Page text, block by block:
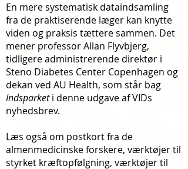
En mere systematisk dataindsamling
fra de praktiserende læger kan knytte
viden og praksis tættere sammen. Det
mener professor Allan Flyvbjerg,
tidligere administrerende direktør i
Steno Diabetes Center Copenhagen og
dekan ved AU Health, som står bag
Indsparketi denne udgave af VIDs
nyhedsbrev.
Læs også om postkort fra de
almenmedicinske forskere, værktøjer til
styrket kræftopfølgning, værktøjer til